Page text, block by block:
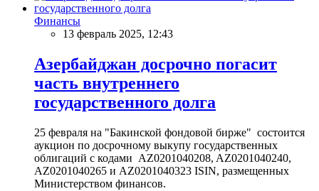
Финансы
13 февраль 2025, 12:43
Азербайджан досрочно погасит
часть внутреннего
государственного долга
25 февраля на "Бакинской фондовой бирже" состоится
аукцион по досрочному выкупу государственных
облигаций с кодами AZ0201040208, AZ0201040240,
AZ0201040265 и AZ0201040323 ISIN, размещенных
Министерством финансов.